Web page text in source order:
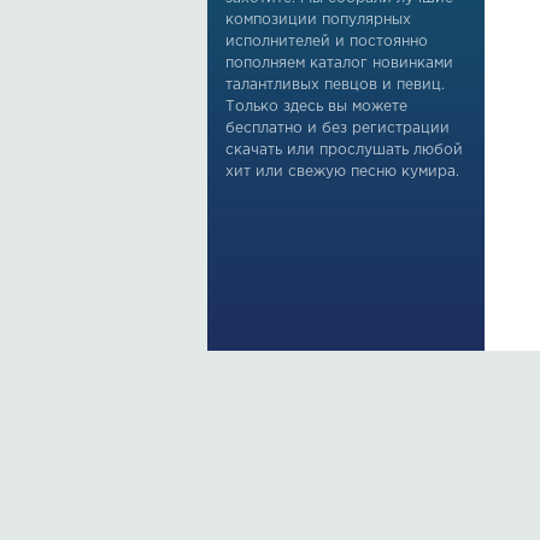
композиции популярных
исполнителей и постоянно
пополняем каталог новинками
талантливых певцов и певиц.
Только здесь вы можете
бесплатно и без регистрации
скачать или прослушать любой
хит или свежую песню кумира.